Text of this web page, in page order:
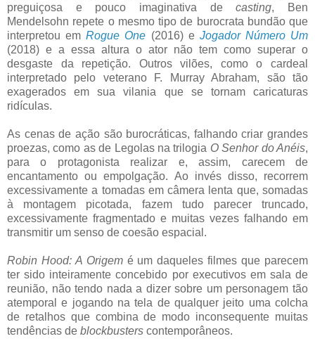
preguiçosa e pouco imaginativa decasting, Ben
Mendelsohn repete o mesmo tipo de burocrata bundão que
interpretou emRogue One (2016) e Jogador Número Um
(2018) e a essa altura o ator não tem como superar o
desgaste da repetição. Outros vilões, como o cardeal
interpretado pelo veterano F. Murray Abraham, são tão
exagerados em sua vilania que se tornam caricaturas
ridículas.
As cenas de ação são burocráticas, falhando criar grandes
proezas, como as de Legolas na trilogia O Senhor do Anéis,
para o protagonista realizar e, assim, carecem de
encantamento ou empolgação. Ao invés disso, recorrem
excessivamente a tomadas em câmera lenta que, somadas
à montagem picotada, fazem tudo parecer truncado,
excessivamente fragmentado e muitas vezes falhando em
transmitir um senso de coesão espacial.
Robin Hood: A Origemé um daqueles filmes que parecem
ter sido inteiramente concebido por executivos em sala de
reunião, não tendo nada a dizer sobre um personagem tão
atemporal e jogando na tela de qualquer jeito uma colcha
de retalhos que combina de modo inconsequente muitas
tendências de blockbusters contemporâneos.